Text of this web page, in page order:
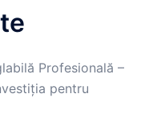
Profesională –
pentru